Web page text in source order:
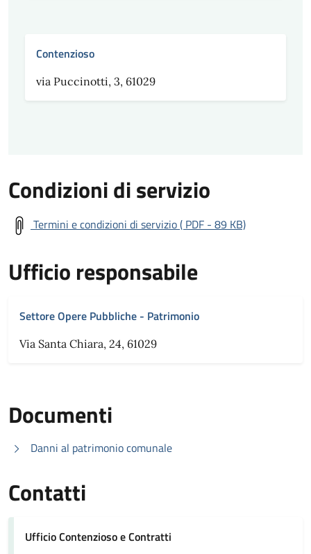
Contenzioso
via Puccinotti, 3, 61029
Condizioni di servizio
Termini e condizioni di servizio ( PDF - 89 KB)
Ufficio responsabile
Settore Opere Pubbliche - Patrimonio
Via Santa Chiara, 24, 61029
Documenti
Danni al patrimonio comunale
Contatti
Ufficio Contenzioso e Contratti